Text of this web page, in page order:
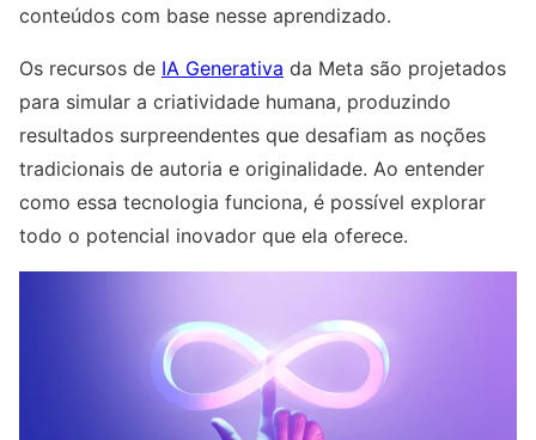
conteúdos com base nesse aprendizado.
Os recursos de IA Generativa da Meta são projetados
para simular a criatividade humana, produzindo
resultados surpreendentes que desafiam as noções
tradicionais de autoria e originalidade. Ao entender
como essa tecnologia funciona, é possível explorar
todo o potencial inovador que ela oferece.